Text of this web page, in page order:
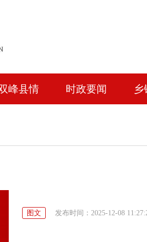
峰县情 时政要闻
图文 发布时间：2025-12-08